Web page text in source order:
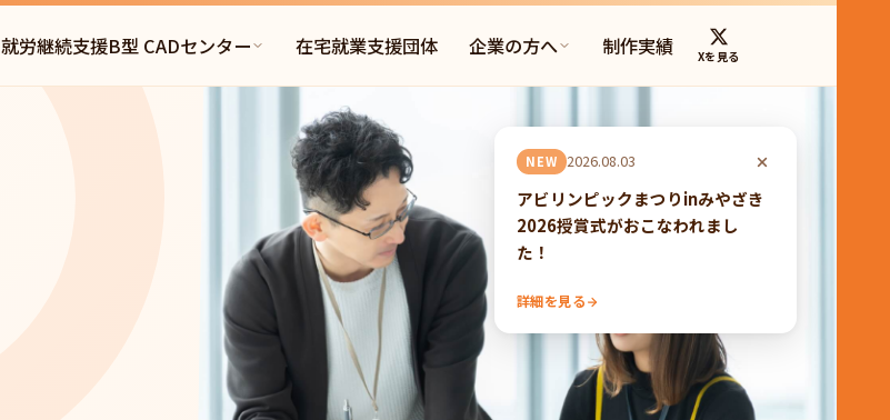
就労継続支援B型 CADセンター 在宅就業支援団体 企業の方へ 制作実績 Xを見る
NEW 2026.08.03
アビリンピックまつりinみやざき
2026授賞式がおこなわれまし
た！
詳細を見る